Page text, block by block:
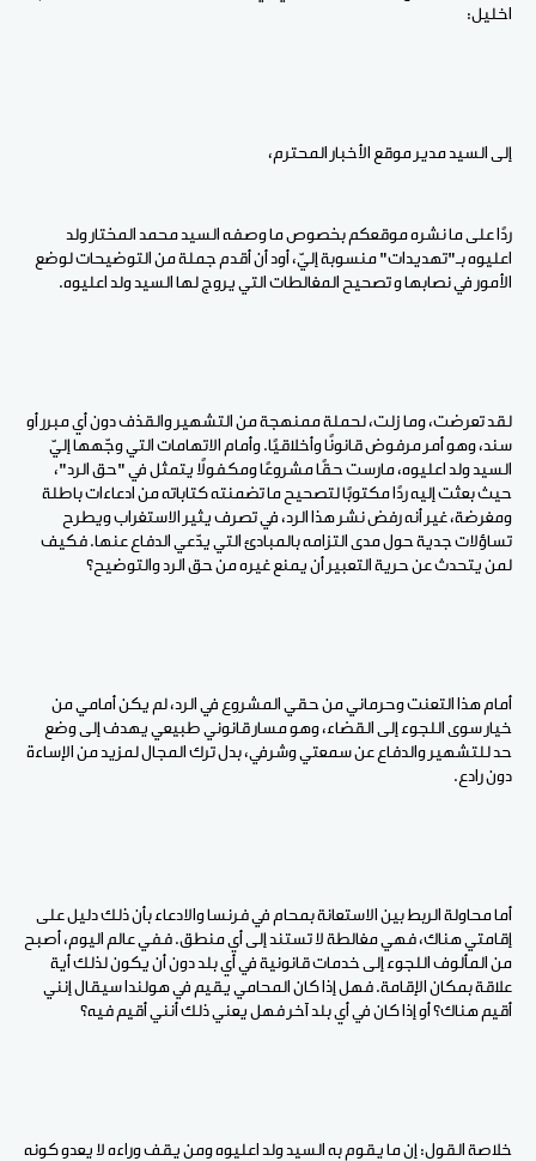
اخليل:
إلى السيد مدير موقع الأخبار المحترم،
ردًا على ما نشره موقعكم بخصوص ما وصفه السيد محمد المختار ولد
اعليوه بـ"تهديدات" منسوبة إليّ، أود أن أقدم جملة من التوضيحات لوضع
الأمور في نصابها و تصحيح المغالطات التي يروج لها السيد ولد اعليوه.
لقد تعرضت، وما زلت، لحملة ممنهجة من التشهير والقذف دون أي مبرر أو
سند، وهو أمر مرفوض قانونًا وأخلاقيًا. وأمام الاتهامات التي وجّهها إليّ
السيد ولد اعليوه، مارست حقًا مشروعًا ومكفولًا يتمثل في "حق الرد"،
حيث بعثت إليه ردًا مكتوبًا لتصحيح ما تضمنته كتاباته من ادعاءات باطلة
ومغرضة، غير أنه رفض نشر هذا الرد، في تصرف يثير الاستغراب ويطرح
تساؤلات جدية حول مدى التزامه بالمبادئ التي يدّعي الدفاع عنها. فكيف
لمن يتحدث عن حرية التعبير أن يمنع غيره من حق الرد والتوضيح؟
أمام هذا التعنت وحرماني من حقي المشروع في الرد، لم يكن أمامي من
خيار سوى اللجوء إلى القضاء، وهو مسار قانوني طبيعي يهدف إلى وضع
حد للتشهير والدفاع عن سمعتي وشرفي، بدل ترك المجال لمزيد من الإساءة
دون رادع.
أما محاولة الربط بين الاستعانة بمحام في فرنسا والادعاء بأن ذلك دليل على
إقامتي هناك، فهي مغالطة لا تستند إلى أي منطق. ففي عالم اليوم، أصبح
من المألوف اللجوء إلى خدمات قانونية في أي بلد دون أن يكون لذلك أية
علاقة بمكان الإقامة. فهل إذا كان المحامي يقيم في هولندا سيقال إنني
أقيم هناك؟ أو إذا كان في أي بلد آخر فهل يعني ذلك أنني أقيم فيه؟
خلاصة القول: إن ما يقوم به السيد ولد اعليوه ومن يقف وراءه لا يعدو كونه